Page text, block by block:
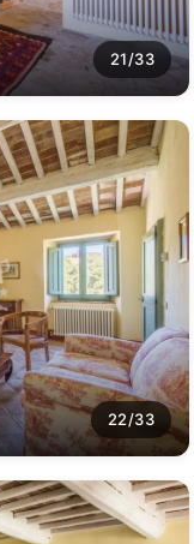
21/33
22/33